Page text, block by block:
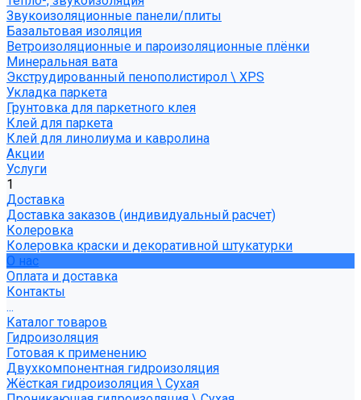
Звукоизоляционные панели/плиты
Базальтовая изоляция
Ветроизоляционные и пароизоляционные плёнки
Минеральная вата
Экструдированный пенополистирол \ XPS
Укладка паркета
Грунтовка для паркетного клея
Клей для паркета
Клей для линолиума и кавролина
Акции
Услуги
1
Доставка
Доставка заказов (индивидуальный расчет)
Колеровка
Колеровка краски и декоративной штукатурки
О нас
Оплата и доставка
Контакты
...
Каталог товаров
Гидроизоляция
Готовая к применению
Двухкомпонентная гидроизоляция
Жёсткая гидроизоляция \ Сухая